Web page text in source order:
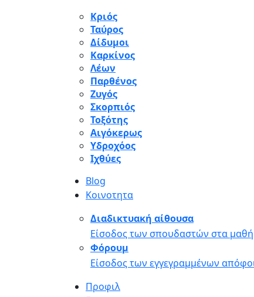
Κριός
Ταύρος
Δίδυμοι
Καρκίνος
Λέων
Παρθένος
Ζυγός
Σκορπιός
Τοξότης
Αιγόκερως
Υδροχόος
Ιχθύες
Blog
Κοινοτητα
Διαδικτυακή αίθουσα
Είσοδος των σπουδαστών στα
Φόρουμ
Είσοδος των εγγεγραμμένων
Προφιλ